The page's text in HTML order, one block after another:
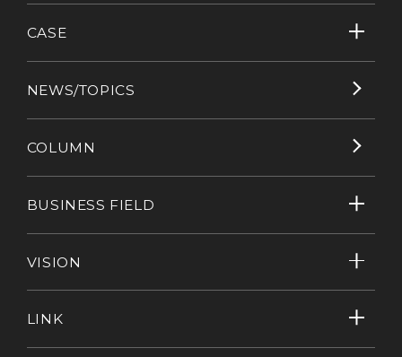
CASE
NEWS/TOPICS
COLUMN
BUSINESS FIELD
VISION
LINK